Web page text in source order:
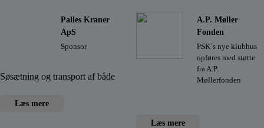
Palles Kraner
ApS
Sponsor
Søsætning og transport af både
Læs mere
A.P. Møller
Fonden
PSK´s nye klubhus
opføres med støtte
fra A.P.
Møllerfonden
Læs mere